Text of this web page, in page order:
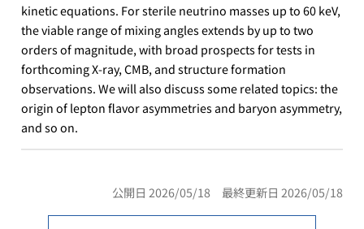
kinetic equations. For sterile neutrino masses up to 60 keV,
the viable range of mixing angles extends by up to two
orders of magnitude, with broad prospects for tests in
forthcoming X-ray, CMB, and structure formation
observations. We will also discuss some related topics: the
origin of lepton flavor asymmetries and baryon asymmetry,
and so on.
公開日 2026/05/18 最終更新日 2026/05/18